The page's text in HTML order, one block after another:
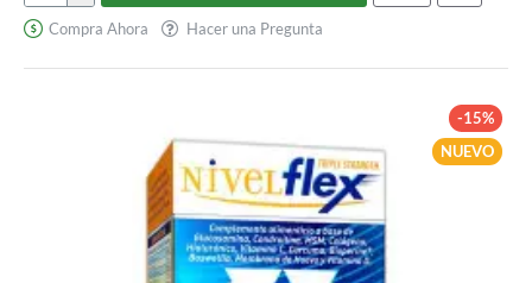
ForteCompra Ahora Hacer una Pregunta
NUEVO
-15%